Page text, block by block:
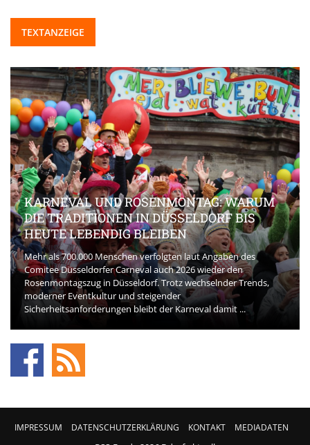
TEXTANZEIGE
KARNEVAL UND ROSENMONTAG: WARUM
DIE TRADITIONEN IN DÜSSELDORF BIS
HEUTE LEBENDIG BLEIBEN
Mehr als 700.000 Menschen verfolgten laut Angaben des
Comitee Düsseldorfer Carneval auch 2026 wieder den
Rosenmontagszug in Düsseldorf. Trotz wechselnder Trends,
moderner Eventkultur und steigender
Sicherheitsanforderungen bleibt der Karneval damit ...
IMPRESSUM DATENSCHUTZERKLÄRUNG KONTAKT MEDIADATEN